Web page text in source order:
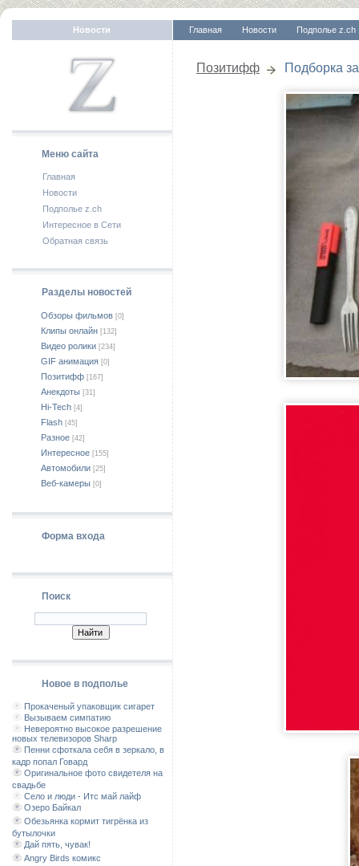
Новости Главная Новости Подполье z.ch
Позитифф Подборка
Меню сайта
Главная
Новости
Подполье z.ch
Интересное в Сети
Обратная связь
Разделы новостей
Обзоры фильмов [0]
Клипы онлайн [132]
Видео ролики [234]
GIF анимация [0]
Позитифф [167]
Анекдоты [31]
Hi-Tech [4]
Flash [45]
Разное [42]
Интересное [155]
Автомобили [25]
Веб-камеры [0]
Форма входа
Поиск
Новое в подполье
Прокаченый упаковщик сигарет
Вызываем симпатию
Невероятно высокое разрешение
новых телевизоров Sharp
Пенни сфоткала себя в зеркало, в
кадр попал Говард
Оригинальное фото свидетеля на
свадьбе
Село и люди - Итс май лайф
Озеро Байкал
Обезьянка кормит тигрёнка из
бутылочки
Дай пять, чувак!
Angry Birds комикс